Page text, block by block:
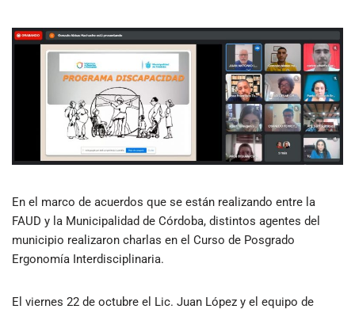
En el marco de acuerdos que se están realizando entre la
FAUD y la Municipalidad de Córdoba, distintos agentes del
municipio realizaron charlas en el Curso de Posgrado
Ergonomía Interdisciplinaria.
El viernes 22 de octubre el Lic. Juan López y el equipo de